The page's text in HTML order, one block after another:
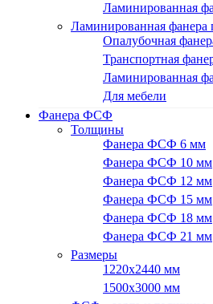
Ламинированная
Ламинированная
Опалубочная
Транспортная
Ламинированная
Для мебели
Фанера ФСФ
Толщины
Фанера ФСФ 6 мм
Фанера ФСФ 10 мм
Фанера ФСФ 12 мм
Фанера ФСФ 15 мм
Фанера ФСФ 18 мм
Фанера ФСФ 21 мм
Размеры
1220х2440 мм
1500х3000 мм